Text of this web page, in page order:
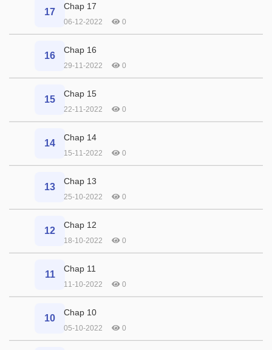
17
Chap 17
06-12-2022 0
16
Chap 16
29-11-2022 0
15
Chap 15
22-11-2022 0
14
Chap 14
15-11-2022 0
13
Chap 13
25-10-2022 0
12
Chap 12
18-10-2022 0
11
Chap 11
11-10-2022 0
10
Chap 10
05-10-2022 0